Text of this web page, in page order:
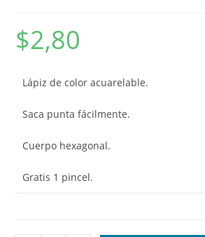
$2,80
Lápiz de color acuarelable.
Saca punta fácilmente.
Cuerpo hexagonal.
Gratis 1 pincel.